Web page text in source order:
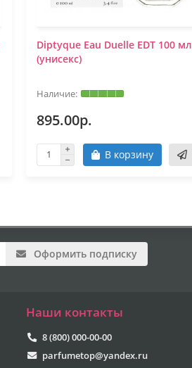
Diptyque Eau Duelle EDT 100 мл
(унисекс)
895.00р.
В корзину
Оформить подписку
Наши контакты
8 (800) 000-00-00
parfumetop@yandex.ru